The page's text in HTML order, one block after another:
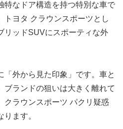
特なドア構造を持つ特別な車で
トヨタ クラウンスポーツとし
リッドSUVにスポーティな外
「外から見た印象」です。車と
ブランドの狙いは大きく離れて
クラウンスポーツ パクリ疑惑
ます。